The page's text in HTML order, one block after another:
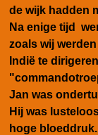
de wijk hadden
Na enige tijd
zoals wij
Indië te
Jan was
Hij was
hoge